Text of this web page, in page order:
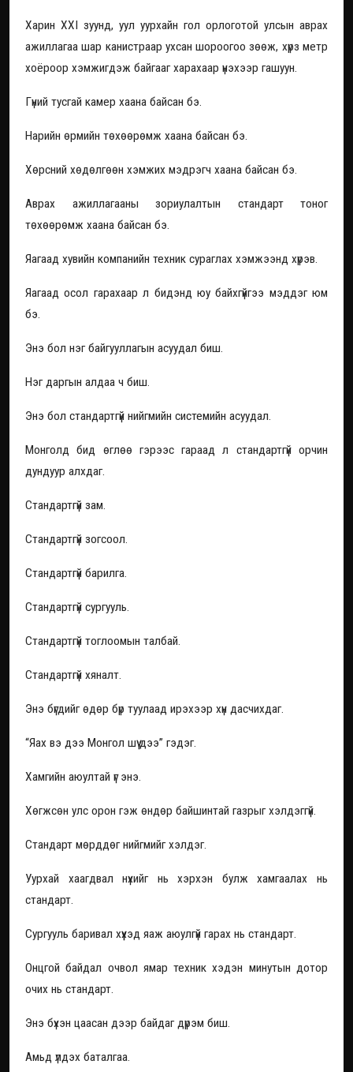
Харин XXI зуунд, уул уурхайн гол орлоготой улсын аврах
ажиллагаа шар канистраар ухсан шороогоо зөөж, хүрз метр
хоёроор хэмжигдэж байгааг харахаар үнэхээр гашуун.
Гүний тусгай камер хаана байсан бэ.
Нарийн өрмийн төхөөрөмж хаана байсан бэ.
Хөрсний хөдөлгөөн хэмжих мэдрэгч хаана байсан бэ.
Аврах ажиллагааны зориулалтын стандарт тоног
төхөөрөмж хаана байсан бэ.
Яагаад хувийн компанийн техник сураглах хэмжээнд хүрэв.
Яагаад осол гарахаар л бидэнд юу байхгүйгээ мэддэг юм
бэ.
Энэ бол нэг байгууллагын асуудал биш.
Нэг даргын алдаа ч биш.
Энэ бол стандартгүй нийгмийн системийн асуудал.
Монголд бид өглөө гэрээс гараад л стандартгүй орчин
дундуур алхдаг.
Стандартгүй зам.
Стандартгүй зогсоол.
Стандартгүй барилга.
Стандартгүй сургууль.
Стандартгүй тоглоомын талбай.
Стандартгүй хяналт.
Энэ бүгдийг өдөр бүр туулаад ирэхээр хүн дасчихдаг.
“Яах вэ дээ Монгол шүү дээ” гэдэг.
Хамгийн аюултай үг энэ.
Хөгжсөн улс орон гэж өндөр байшинтай газрыг хэлдэггүй.
Стандарт мөрддөг нийгмийг хэлдэг.
Уурхай хаагдвал нүхийг нь хэрхэн булж хамгаалах нь
стандарт.
Сургууль баривал хүүхэд яаж аюулгүй гарах нь стандарт.
Онцгой байдал очвол ямар техник хэдэн минутын дотор
очих нь стандарт.
Энэ бүхэн цаасан дээр байдаг дүрэм биш.
Амьд үлдэх баталгаа.